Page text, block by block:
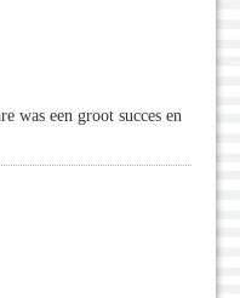
was een groot succes en